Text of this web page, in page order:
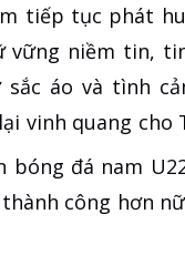
tiếp tục phát
vững niềm tin,
áo và tình
vinh quang
đá nam
công hơn